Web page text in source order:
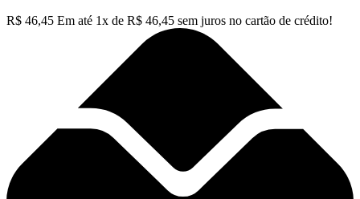
R$ 46,45 Em até 1x de R$ 46,45 sem juros no cartão de crédito!